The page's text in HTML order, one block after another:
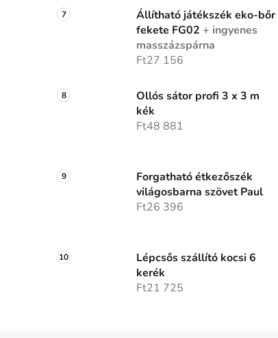
Állítható játékszék eko-bőr
fekete FG02 + ingyenes
masszázspárna
Ft27 156
Ollós sátor profi 3 x 3 m
kék
Ft48 881
Forgatható étkezőszék
világosbarna szövet Paul
Ft26 396
Lépcsős szállító kocsi 6
kerék
Ft21 725